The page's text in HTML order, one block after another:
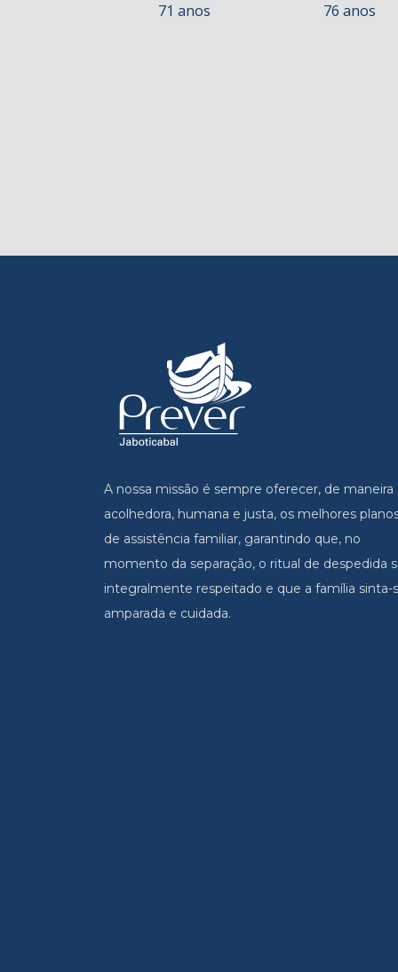
71 anos 76 anos
A nossa missão é sempre oferecer, de maneira
acolhedora, humana e justa, os melhores
de assistência familiar, garantindo que, no
momento da separação, o ritual de despedida
integralmente respeitado e que a família sinta-
amparada e cuidada.